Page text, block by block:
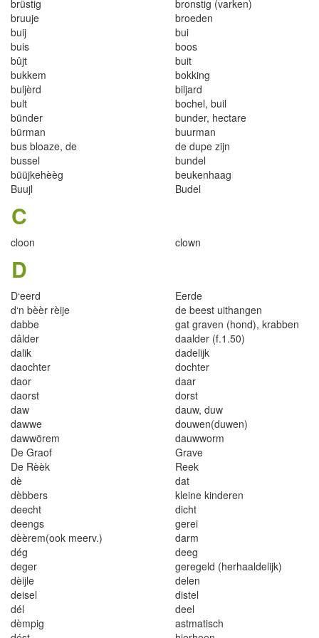
brüstig bronstig (varken)
bruuje
broeden
buij bui
buis boos
bûjt buit
bukkem
bokking
buljèrd biljard
bult
bochel, buil
bünder
bunder, hectare
bürman
buurman
bus bloaze, de de dupe zijn
bussel
bundel
büüjkehèèg
beukenhaag
Buujl Budel
C
cloon clown
D
D‘eerd
Eerde
d‘n bèèr rèije de beest uithangen
dabbe
gat graven (hond), krabben
dâlder
daalder (f.1.50)
dalik dadelijk
daochter
dochter
daor
daar
daorst dorst
daw
dauw, duw
dawwe douwen(duwen)
dawwörem dauwworm
De Graof
Grave
De Rèèk
Reek
dè
dat
dèbbers kleine kinderen
deecht
dicht
deengs gerei
dèèrem(ook meerv.) darm
dég
deeg
deger geregeld (herhaaldelijk)
dèijle
delen
deisel distel
dél
deel
dèmpig
astmatisch